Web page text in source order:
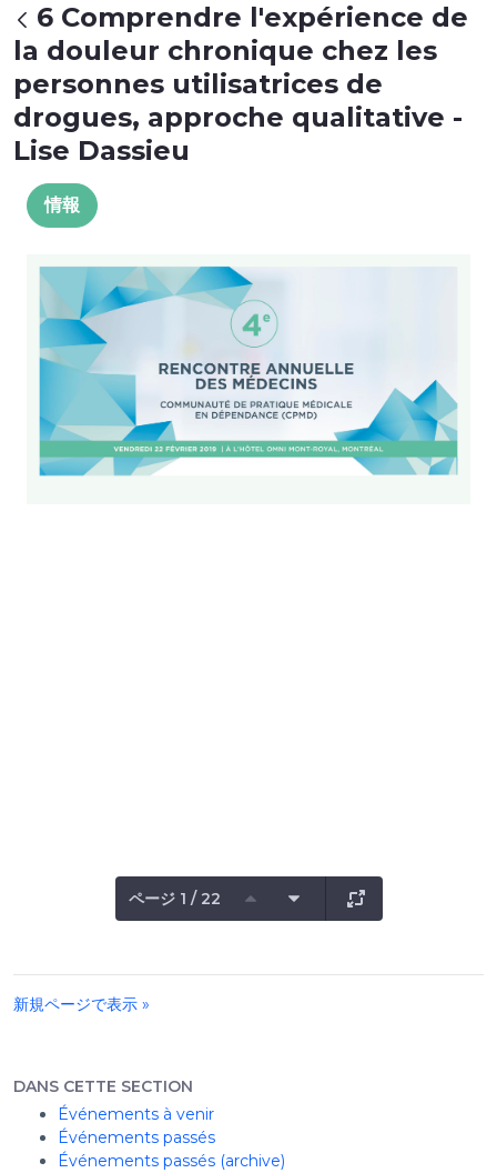
戻る
6 Comprendre l'expérience de
la douleur chronique chez les
personnes utilisatrices de
drogues, approche qualitative -
Lise Dassieu
情報
ページ 1 / 22
新規ページで表示 »
DANS CETTE SECTION
Événements à venir
Événements passés
Événements passés (archive)